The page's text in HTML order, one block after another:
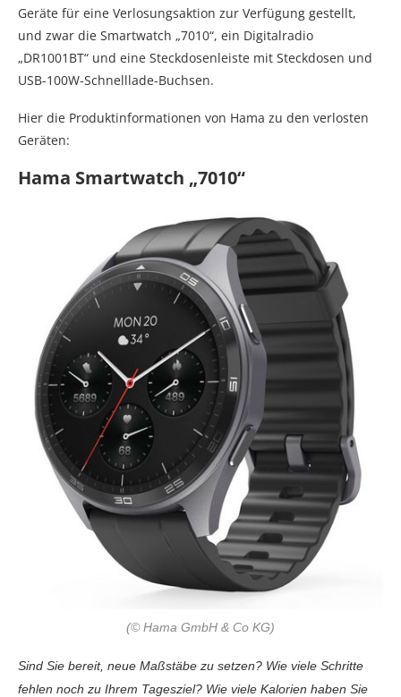
Geräte für eine Verlosungsaktion zur Verfügung gestellt,
und zwar die Smartwatch „7010“, ein Digitalradio
„DR1001BT“ und eine Steckdosenleiste mit Steckdosen und
USB-100W-Schnelllade-Buchsen.
Hier die Produktinformationen von Hama zu den verlosten
Geräten:
Hama Smartwatch „7010“
(© Hama GmbH & Co KG)
Sind Sie bereit, neue Maßstäbe zu setzen? Wie viele Schritte
fehlen noch zu Ihrem Tagesziel? Wie viele Kalorien haben Sie